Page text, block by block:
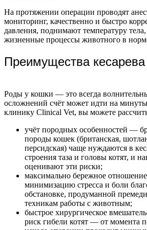
На протяжении операции проводят
мониторинг, качественно и быстро
давления, поднимают температуру
жизненные процессы животного в
Преимущества кесарева
Роды у кошки — это всегда
осложнений счёт может идти на
клинику Clinical Vet, вы можете
учёт породных особенностей —
породы кошек (британская,
персидская) чаще нуждаются в
строения таза и головы котят, и
оценивают эти риски;
максимально бережное
минимизацию стресса и боли
обстановке, продуманной
техникам работы с животным;
быстрое хирургическое
риск гибели котят — от момента